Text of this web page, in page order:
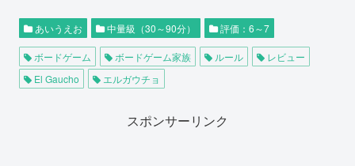
あいうえお 中量級（30～90分） 評価：6～7
ボードゲーム ボードゲーム家族 ルール
レビュー
El Gaucho
エルガウチョ
スポンサーリンク